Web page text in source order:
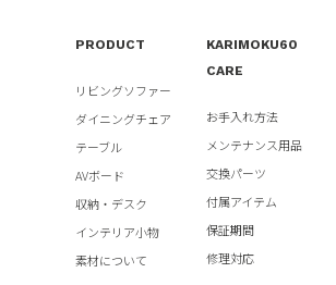
PRODUCT
リビングソファー
ダイニングチェア
テーブル
AVボード
収納・デスク
インテリア小物
素材について
KARIMOKU60
CARE
お手入れ方法
メンテナンス用品
交換パーツ
付属アイテム
保証期間
修理対応